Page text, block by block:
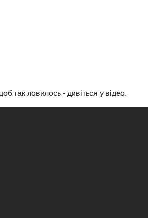
так ловилось - дивіться у відео.